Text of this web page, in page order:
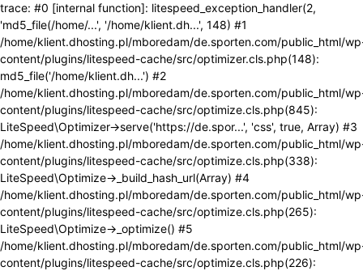
trace: #0 [internal function]: litespeed_exception_handler(2,
'md5_file(/home/...', '/home/klient.dh...', 148) #1
/home/klient.dhosting.pl/mboredam/de.sporten.com/public_html/
content/plugins/litespeed-cache/src/optimizer.cls.php(148):
md5_file('/home/klient.dh...') #2
/home/klient.dhosting.pl/mboredam/de.sporten.com/public_html/
content/plugins/litespeed-cache/src/optimize.cls.php(845):
LiteSpeed\Optimizer->serve('https://de.spor...', 'css', true, Array) #3
/home/klient.dhosting.pl/mboredam/de.sporten.com/public_html/
content/plugins/litespeed-cache/src/optimize.cls.php(338):
LiteSpeed\Optimize->_build_hash_url(Array) #4
/home/klient.dhosting.pl/mboredam/de.sporten.com/public_html/
content/plugins/litespeed-cache/src/optimize.cls.php(265):
LiteSpeed\Optimize->_optimize() #5
/home/klient.dhosting.pl/mboredam/de.sporten.com/public_html/
content/plugins/litespeed-cache/src/optimize.cls.php(226):